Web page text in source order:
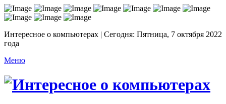
Интересное о компьютерах | Сегодня: Пятница, 7 октября 2022
года
Меню